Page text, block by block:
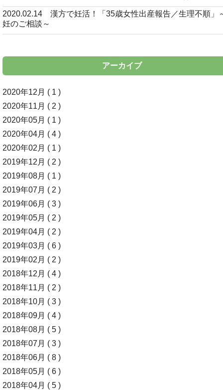
2020.02.14 漢方で妊活！「35歳女性出産報告／生理不順」
妊のご相談～
アーカイブ
2020年12月 ( 1 )
2020年11月 ( 2 )
2020年05月 ( 1 )
2020年04月 ( 4 )
2020年02月 ( 1 )
2019年12月 ( 2 )
2019年08月 ( 1 )
2019年07月 ( 2 )
2019年06月 ( 3 )
2019年05月 ( 2 )
2019年04月 ( 2 )
2019年03月 ( 6 )
2019年02月 ( 2 )
2018年12月 ( 4 )
2018年11月 ( 2 )
2018年10月 ( 3 )
2018年09月 ( 4 )
2018年08月 ( 5 )
2018年07月 ( 3 )
2018年06月 ( 8 )
2018年05月 ( 6 )
2018年04月 ( 5 )